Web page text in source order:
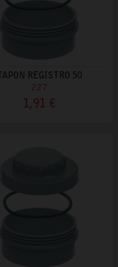
TAPON REGISTRO 50
227
1,91 €